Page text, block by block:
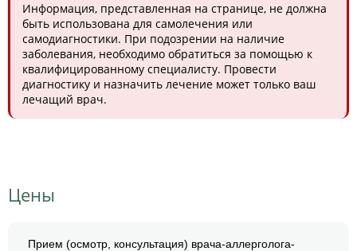
Информация, представленная на странице, не должна
быть использована для самолечения или
самодиагностики. При подозрении на наличие
заболевания, необходимо обратиться за помощью к
квалифицированному специалисту. Провести
диагностику и назначить лечение может только ваш
лечащий врач.
Цены
Прием (осмотр, консультация) врача-аллерголога-